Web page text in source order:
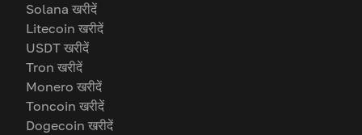
Solana खरीदें
Litecoin खरीदें
USDT खरीदें
Tron खरीदें
Monero खरीदें
Toncoin खरीदें
Dogecoin खरीदें